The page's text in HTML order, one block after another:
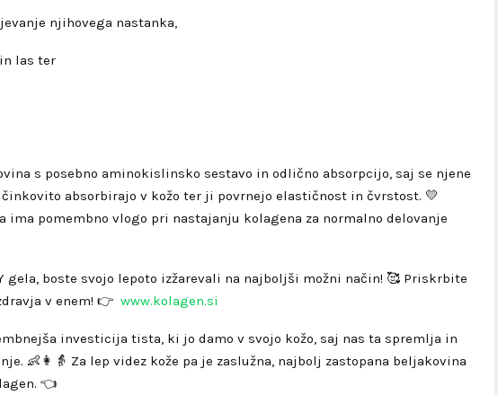
njihovega nastanka,
las ter
s posebno aminokislinsko sestavo in odlično absorpcijo, saj se njene
absorbirajo v kožo ter ji povrnejo elastičnost in čvrstost. 💛
ima pomembno vlogo pri nastajanju kolagena za normalno delovanje
gela, boste svojo lepoto izžarevali na najboljši možni način! 🥰 Priskrbite
v enem! 👉 www.kolagen.si
investicija tista, ki jo damo v svojo kožo, saj nas ta spremlja in
👶👩👵 Za lep videz kože pa je zaslužna, najbolj zastopana beljakovina
👈